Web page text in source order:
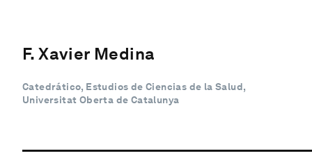
F. Xavier Medina
Catedrático, Estudios de Ciencias de la Salud,
Universitat Oberta de Catalunya